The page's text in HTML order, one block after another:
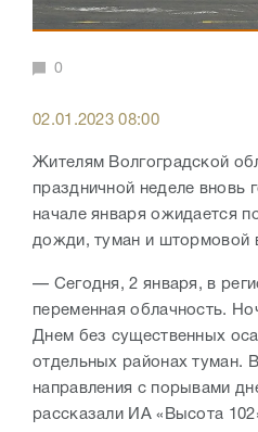
0
02.01.2023 08:00
Жителям Волгоградской
праздничной неделе вновь
начале января ожидается
дожди, туман и штормовой
— Сегодня, 2 января, в
переменная облачность.
Днем без существенных
отдельных районах туман.
направления с порывами
рассказали ИА «Высота